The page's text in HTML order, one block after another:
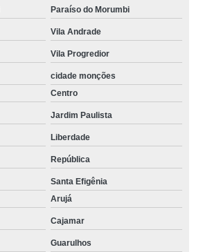
Paraíso do Morumbi
Vila Andrade
Vila Progredior
cidade monções
Centro
Jardim Paulista
Liberdade
República
Santa Efigênia
Arujá
Cajamar
Guarulhos